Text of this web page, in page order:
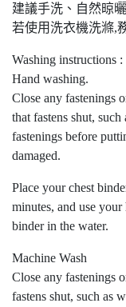
建議手洗、自然晾
若使用洗衣機洗滌,
Washing instructions :
Hand washing.
Close any fastenings
that fastens shut,
fastenings before
damaged.
Place your chest
minutes, and use
binder in the water.
Machine Wash
Close any fastenings
fastens shut, such as